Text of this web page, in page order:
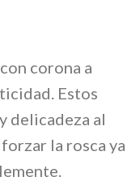
corona a
Estos
delicadeza al
la rosca ya